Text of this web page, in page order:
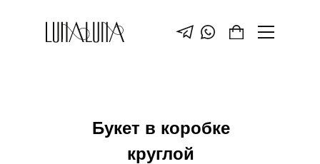
Букет в коробке
круглой